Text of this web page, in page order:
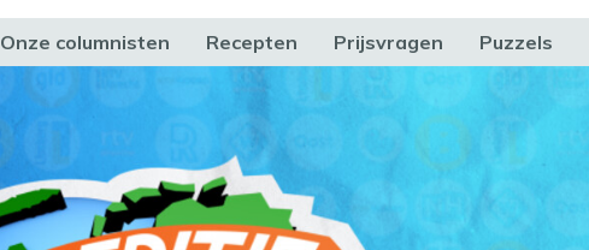
Onze columnisten Recepten Prijsvragen Puzzels